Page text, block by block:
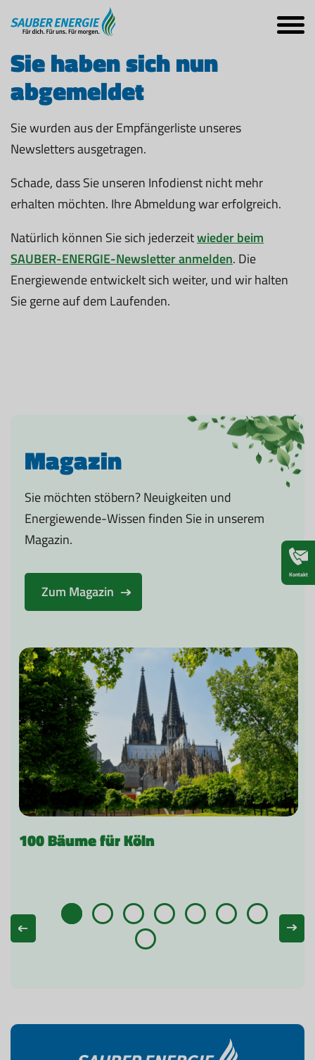
Sie haben sich nun
abgemeldet
Sie wurden aus der Empfängerliste unseres
Newsletters ausgetragen.
Schade, dass Sie unseren Infodienst nicht mehr
erhalten möchten. Ihre Abmeldung war erfolgreich.
Natürlich können Sie sich jederzeitwieder beim
SAUBER-ENERGIE-Newsletter anmelden. Die
Energiewende entwickelt sich weiter, und wir halten
Sie gerne auf dem Laufenden.
Magazin
Sie möchten stöbern? Neuigkeiten und
Energiewende-Wissen finden Sie in unserem
Magazin.
Zum Magazin
100 Bäume für Köln
Kontakt